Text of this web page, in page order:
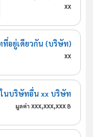
xx
อยู่เดียวกัน (บริษัท)
xx
นบริษัทอื่น xx บริษัท
มูลค่า xxx,xxx,xxx ฿